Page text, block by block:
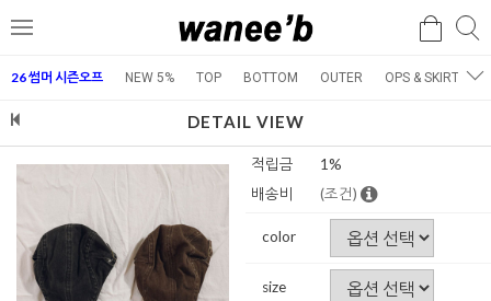
메
검
26 썸머 시즌오프 NEW 5% TOP BOTTOM OUTER OPS & SKIRT
DETAIL VIEW
적립금
1%
배송비
(조건)
color
size